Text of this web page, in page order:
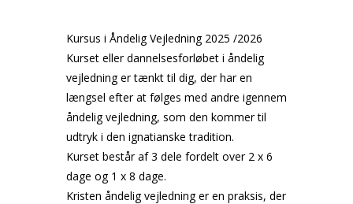
Kursus i Åndelig Vejledning 2025 /2026
Kurset eller dannelsesforløbet i åndelig
vejledning er tænkt til dig, der har en
længsel efter at følges med andre igennem
åndelig vejledning, som den kommer til
udtryk i den ignatianske tradition.
Kurset består af 3 dele fordelt over 2 x 6
dage og 1 x 8 dage.
Kristen åndelig vejledning er en praksis, der